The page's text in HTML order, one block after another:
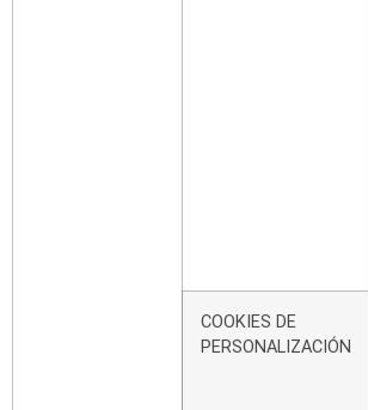
COOKIES DE
PERSONALIZACIÓN